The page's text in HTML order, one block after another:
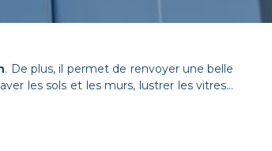
. De plus, il permet de renvoyer une belle
les sols et les murs, lustrer les vitres...